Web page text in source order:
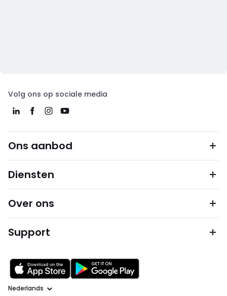
Volg ons op sociale media
Ons aanbod
Diensten
Over ons
Support
Taal